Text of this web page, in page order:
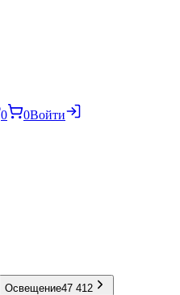
0 0Войти
Освещение47 412